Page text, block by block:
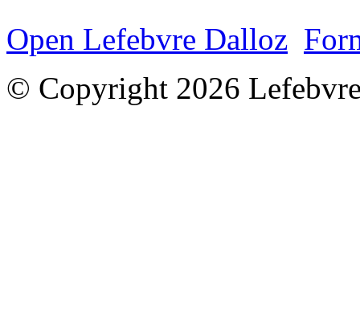
Open Lefebvre Dalloz
© Copyright 2026